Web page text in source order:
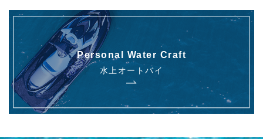
Personal Water Craft
水上オートバイ